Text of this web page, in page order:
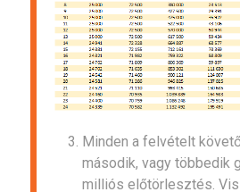
Minden a felvételt
második, vagy többedik
milliós előtörlesztés.